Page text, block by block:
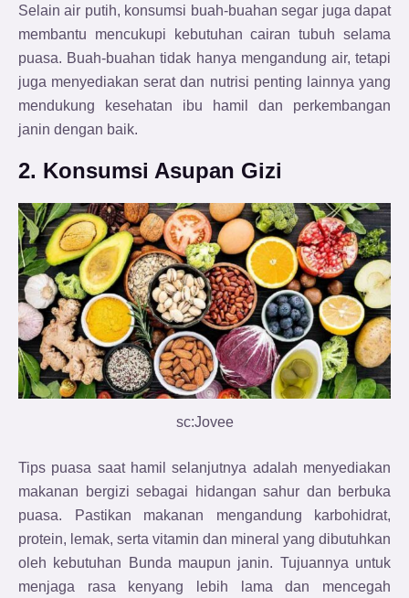
Selain air putih, konsumsi buah-buahan segar juga dapat
membantu mencukupi kebutuhan cairan tubuh selama
puasa. Buah-buahan tidak hanya mengandung air, tetapi
juga menyediakan serat dan nutrisi penting lainnya yang
mendukung kesehatan ibu hamil dan perkembangan
janin dengan baik.
2. Konsumsi Asupan Gizi
sc:Jovee
Tips puasa saat hamil selanjutnya adalah menyediakan
makanan bergizi sebagai hidangan sahur dan berbuka
puasa. Pastikan makanan mengandung karbohidrat,
protein, lemak, serta vitamin dan mineral yang dibutuhkan
oleh kebutuhan Bunda maupun janin. Tujuannya untuk
menjaga rasa kenyang lebih lama dan mencegah